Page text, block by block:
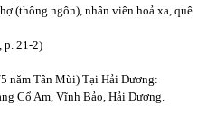
(thông ngôn), nhân viên hoả xa, quê
p. 21-2)
năm Tân Mùi) Tại Hải Dương:
Cổ Am, Vĩnh Bảo, Hải Dương.